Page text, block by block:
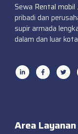
Sewa Rental mobil
pribadi dan
supir armada
dalam dan luar
Area Layanan